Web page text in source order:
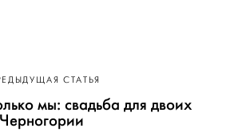
СТАТЬЯ
мы: свадьба для двоих